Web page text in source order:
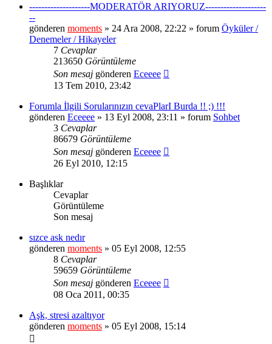
--------------------MODERATÖR ARIYORUZ--------------------
--
gönderen moments » 24 Ara 2008, 22:22 » forum Öyküler /
Denemeler / Hikayeler
7 Cevaplar
213650 Görüntüleme
Son mesaj gönderen Eceeee
13 Tem 2010, 23:42
Forumla İlgili Sorularınızın cevaPlarI Burda !! ;) !!!
gönderen Eceeee » 13 Eyl 2008, 23:11 » forum Sohbet
3 Cevaplar
86679 Görüntüleme
Son mesaj gönderen Eceeee
26 Eyl 2010, 12:15
Başlıklar
Cevaplar
Görüntüleme
Son mesaj
sızce ask nedır
gönderen moments » 05 Eyl 2008, 12:55
8 Cevaplar
59659 Görüntüleme
Son mesaj gönderen Eceeee
08 Oca 2011, 00:35
Aşk, stresi azaltıyor
gönderen moments » 05 Eyl 2008, 15:14